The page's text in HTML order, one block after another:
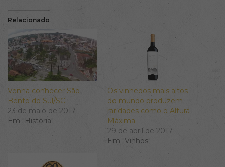
nova
em
nova
Relacionado
Venha conhecer São
Bento do Sul/SC
23 de maio de 2017
Em "História"
Os vinhedos mais altos
do mundo produzem
raridades como o Altura
Máxima
29 de abril de 2017
Em "Vinhos"